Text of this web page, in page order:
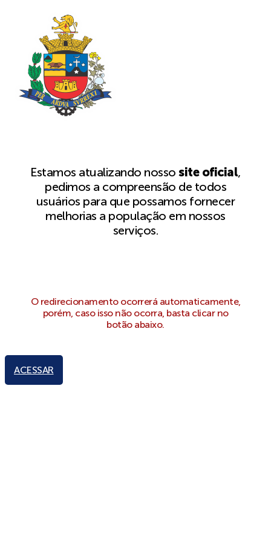
Estamos atualizando nossosite oficial,
pedimos a compreensão de todos
usuários para que possamos fornecer
melhorias a população em nossos
serviços.
O redirecionamento ocorrerá automaticamente,
porém, caso isso não ocorra, basta clicar no
botão abaixo.
ACESSAR